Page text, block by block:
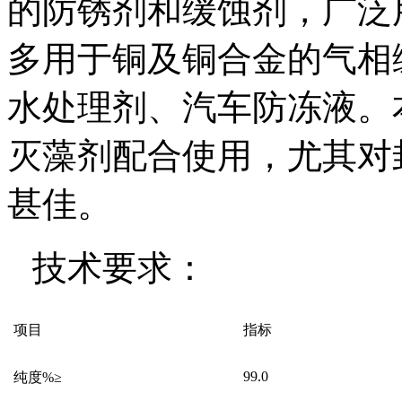
的防锈剂和缓蚀剂，广
多用于铜及铜合金的气
水处理剂、汽车防冻液
灭藻剂配合使用，尤其
甚佳。
技术要求：
项目 指标
纯度%≥ 99.0